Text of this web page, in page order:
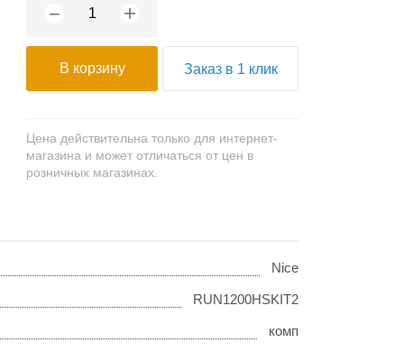
− +
В корзину Заказ в 1 клик
Цена действительна только для интернет-
магазина и может отличаться от цен в
розничных магазинах.
Nice
RUN1200HSKIT2
комп